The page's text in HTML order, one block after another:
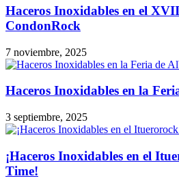
Haceros Inoxidables en el
CondonRock
7 noviembre, 2025
Haceros Inoxidables en la
3 septiembre, 2025
¡Haceros Inoxidables en el
Time!